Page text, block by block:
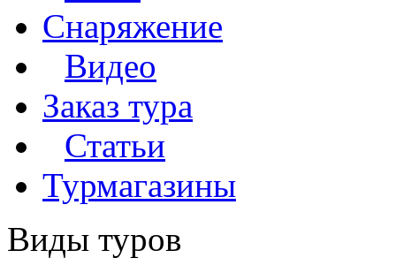
Снаряжение
Видео
Заказ тура
Статьи
Турмагазины
Виды туров